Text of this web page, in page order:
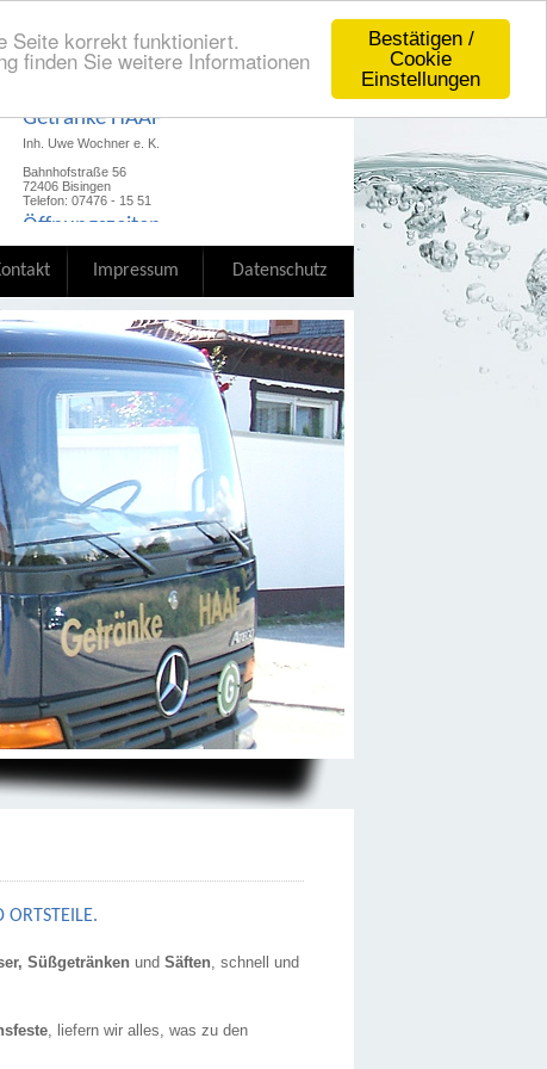
Bestätigen /
Cookie
Einstellungen
Seite korrekt funktioniert.
finden Sie weitere Informationen
Getränke HAAF
Inh. Uwe Wochner e. K.
Bahnhofstraße 56
72406 Bisingen
Telefon: 07476 - 15 51
Öffnungszeiten
Impressum Datenschutz
ORTSTEILE.
Süßgetränken und Säften , schnell und
, liefern wir alles, was zu den